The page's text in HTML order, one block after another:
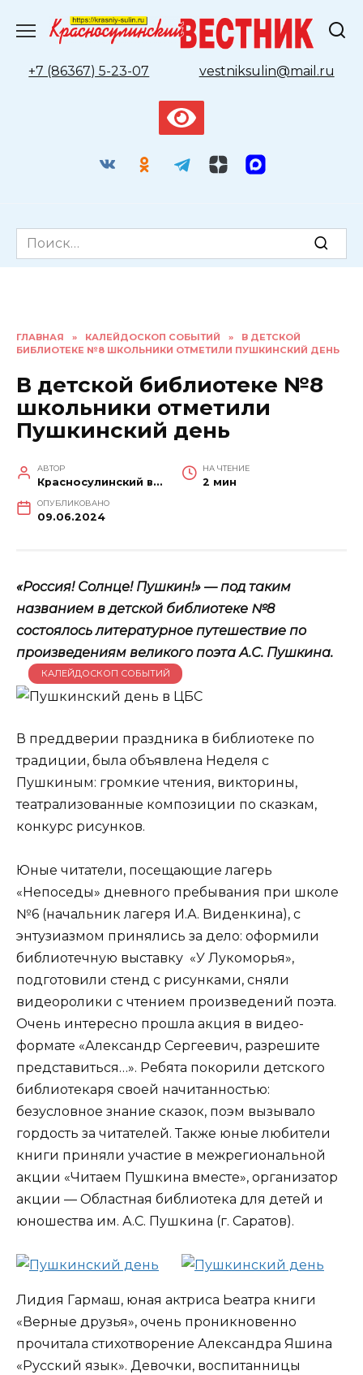
содержанию
+7 (86367) 5-23-07
vestniksulin@mail.ru
Search
for:
ГЛАВНАЯ » КАЛЕЙДОСКОП СОБЫТИЙ »
В ДЕТСКОЙ
БИБЛИОТЕКЕ №8 ШКОЛЬНИКИ ОТМЕТИЛИ ПУШКИНСКИЙ ДЕНЬ
В детской библиотеке №8
школьники отметили
Пушкинский день
АВТОР
Красносулинский вестник
НА ЧТЕНИЕ
2 мин
ОПУБЛИКОВАНО
09.06.2024
«Россия! Солнце! Пушкин!» — под таким
названием в детской библиотеке №8
состоялось литературное путешествие по
произведениям великого поэта А.С. Пушкина.
КАЛЕЙДОСКОП СОБЫТИЙ
В преддверии праздника в библиотеке по
традиции, была объявлена Неделя с
Пушкиным: громкие чтения, викторины,
театрализованные композиции по сказкам,
конкурс рисунков.
Юные читатели, посещающие лагерь
«Непоседы» дневного пребывания при школе
№6 (начальник лагеря И.А. Виденкина), с
энтузиазмом принялись за дело: оформили
библиотечную выставку «У Лукоморья»,
подготовили стенд с рисунками, сняли
видеоролики с чтением произведений поэта.
Очень интересно прошла акция в видео-
формате «Александр Сергеевич, разрешите
представиться…». Ребята покорили детского
библиотекаря своей начитанностью:
безусловное знание сказок, поэм вызывало
гордость за читателей. Также юные любители
книги приняли участие в межрегиональной
акции «Читаем Пушкина вместе», организатор
акции — Областная библиотека для детей и
юношества им. А.С. Пушкина (г. Саратов).
Лидия Гармаш, юная актриса Ьеатра книги
«Верные друзья», очень проникновенно
прочитала стихотворение Александра Яшина
«Русский язык». Девочки, воспитанницы